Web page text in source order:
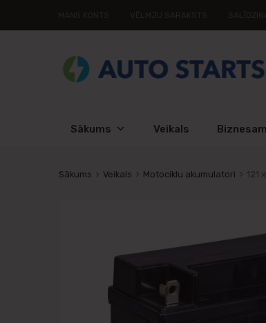
Sākums Veikals Biznesam
Sākums Veikals Motociklu akumulatori 121